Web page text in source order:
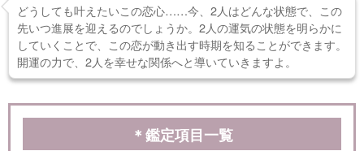
どうしても叶えたいこの恋心……今、2人はどんな状態で、この
先いつ進展を迎えるのでしょうか。2人の運気の状態を明らかに
していくことで、この恋が動き出す時期を知ることができます。
開運の力で、2人を幸せな関係へと導いていきますよ。
＊鑑定項目一覧